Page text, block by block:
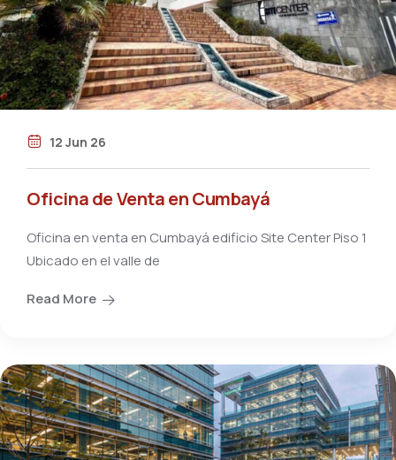
12 Jun 26
Oficina de Venta en Cumbayá
Oficina en venta en Cumbayá edificio Site Center Piso 1
Ubicado en el valle de
Read More